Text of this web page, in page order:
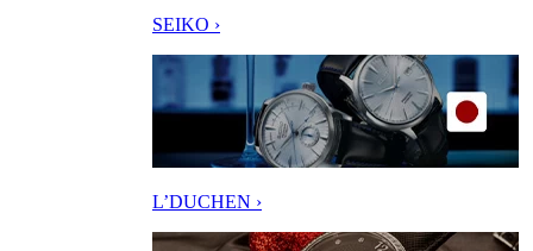
SEIKO ›
L’DUCHEN ›